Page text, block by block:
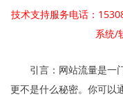
技术支持服务电话：
系统/
引言：网站流量是一门
更不是什么秘密。你可以